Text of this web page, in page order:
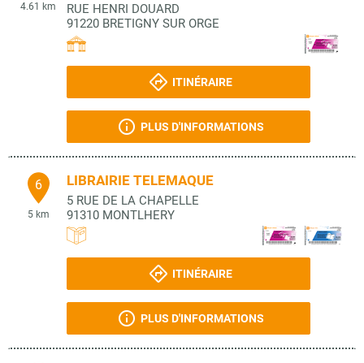
4.61 km
RUE HENRI DOUARD
91220 BRETIGNY SUR ORGE
ITINÉRAIRE
PLUS D'INFORMATIONS
6
5 km
LIBRAIRIE TELEMAQUE
5 RUE DE LA CHAPELLE
91310 MONTLHERY
ITINÉRAIRE
PLUS D'INFORMATIONS